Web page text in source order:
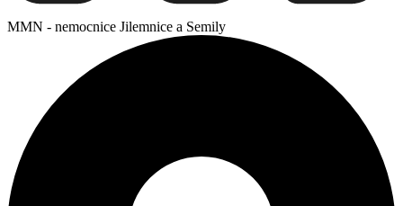
MMN - nemocnice Jilemnice a Semily